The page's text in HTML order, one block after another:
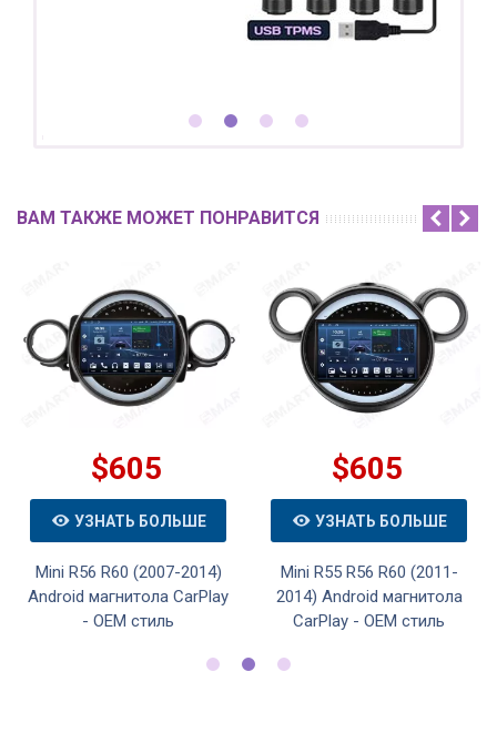
ВАМ ТАКЖЕ МОЖЕТ ПОНРАВИТСЯ
$605
УЗНАТЬ БОЛЬШЕ
Mini R56 R60 (2007-2014)
Android магнитола CarPlay
- OEM стиль
$605
УЗНАТЬ БОЛЬШЕ
Mini R55 R56 R60 (2011-
2014) Android магнитола
CarPlay - OEM стиль